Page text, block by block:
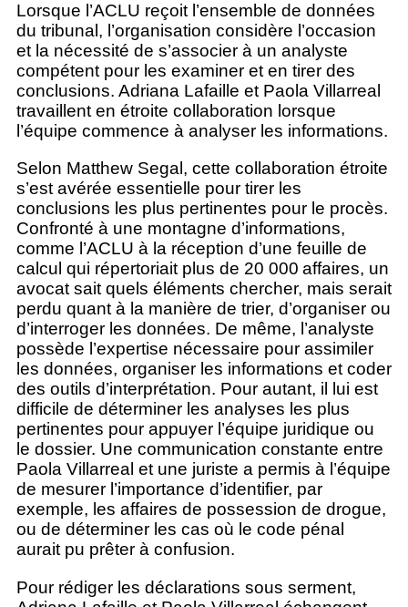
Lorsque l’ACLU reçoit l’ensemble de données
du tribunal, l’organisation considère l’occasion
et la nécessité de s’associer à un analyste
compétent pour les examiner et en tirer des
conclusions. Adriana Lafaille et Paola Villarreal
travaillent en étroite collaboration lorsque
l’équipe commence à analyser les informations.
Selon Matthew Segal, cette collaboration étroite
s’est avérée essentielle pour tirer les
conclusions les plus pertinentes pour le procès.
Confronté à une montagne d’informations,
comme l’ACLU à la réception d’une feuille de
calcul qui répertoriait plus de 20 000 affaires, un
avocat sait quels éléments chercher, mais serait
perdu quant à la manière de trier, d’organiser ou
d’interroger les données. De même, l’analyste
possède l’expertise nécessaire pour assimiler
les données, organiser les informations et coder
des outils d’interprétation. Pour autant, il lui est
difficile de déterminer les analyses les plus
pertinentes pour appuyer l’équipe juridique ou
le dossier. Une communication constante entre
Paola Villarreal et une juriste a permis à l’équipe
de mesurer l’importance d’identifier, par
exemple, les affaires de possession de drogue,
ou de déterminer les cas où le code pénal
aurait pu prêter à confusion.
Pour rédiger les déclarations sous serment,